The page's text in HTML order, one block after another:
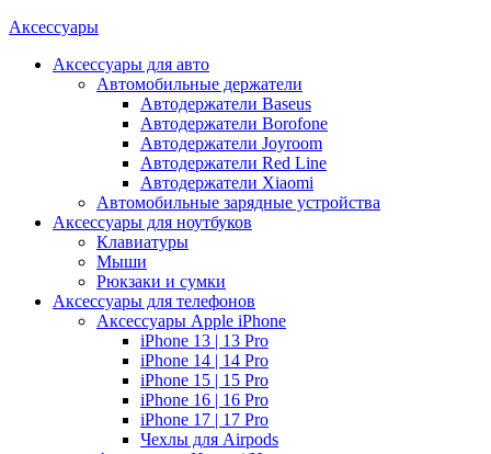
Аксессуары
Аксессуары для авто
Автомобильные держатели
Автодержатели Baseus
Автодержатели Borofone
Автодержатели Joyroom
Автодержатели Red Line
Автодержатели Xiaomi
Автомобильные зарядные устройства
Аксессуары для ноутбуков
Клавиатуры
Мыши
Рюкзаки и сумки
Аксессуары для телефонов
Аксессуары Apple iPhone
iPhone 13 | 13 Pro
iPhone 14 | 14 Pro
iPhone 15 | 15 Pro
iPhone 16 | 16 Pro
iPhone 17 | 17 Pro
Чехлы для Airpods